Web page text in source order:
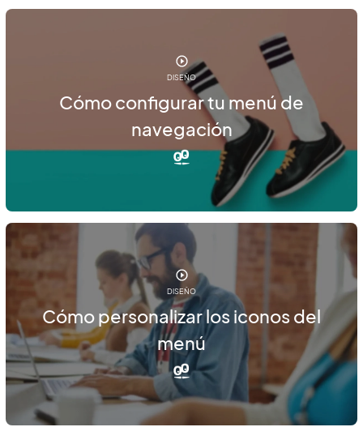
DISEÑO
Cómo configurar tu menú de
navegación
DISEÑO
Cómo personalizar los iconos del
menú